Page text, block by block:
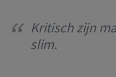
Kritisch zijn
slim.